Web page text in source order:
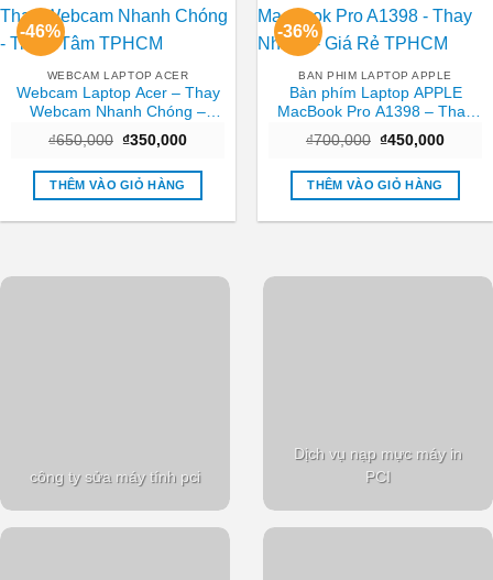
-46%
WEBCAM LAPTOP ACER
Webcam Laptop Acer – Thay
Webcam Nhanh Chóng –
₫650,000 Giá
là:
₫650,000.
₫350,000Giá
tại
₫350,000.
THÊM VÀO GIỎ HÀNG
-36%
BAN PHIM LAPTOP APPLE
Bàn phím Laptop APPLE
MacBook Pro A1398 – Thay
₫700,000 Giá
là:
₫700,000.
₫450,000Giá
tại
THÊM VÀO GIỎ HÀNG
công ty sửa máy tính pci
Dịch vụ nạp mực máy in
PCI